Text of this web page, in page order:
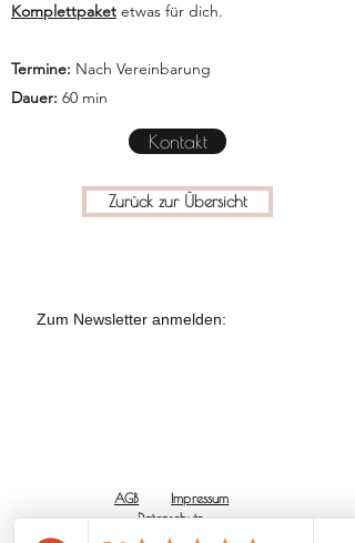
Komplettpaket etwas für dich.
Termine: Nach Vereinbarung
Dauer: 60 min
Kontakt
Zurück zur Übersicht
Zum Newsletter anmelden:
AGB
Impressum
Datenschutz